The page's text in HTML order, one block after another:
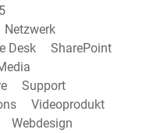
Netzwerk
Desk
SharePoint
Support
Videoprodukt
Webdesign